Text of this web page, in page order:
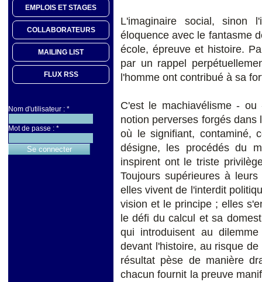
EMPLOIS ET STAGES
COLLABORATEURS
MAILING LIST
FLUX RSS
Nom d'utilisateur : *
Mot de passe : *
L'imaginaire social, sinon
éloquence avec le fantasme
école, épreuve et histoire.
par un rappel
l'homme ont contribué à sa
C'est le machiavélisme -
notion perverses forgés dans
où le signifiant, contaminé,
désigne, les procédés du
inspirent ont le triste
Toujours supérieures à
elles vivent de l'interdit
vision et le principe ; elles
le défi du calcul et sa
qui introduisent au
devant l'histoire, au risque
résultat pèse de manière
chacun fournit la preuve